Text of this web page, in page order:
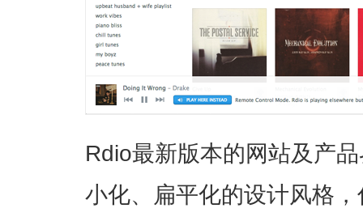
Rdio最新版本的网站及产
小化、扁平化的设计风格